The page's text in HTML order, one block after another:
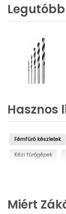
Hasznos
Fémfúró készletek
Kézi fúrógépek
Miért